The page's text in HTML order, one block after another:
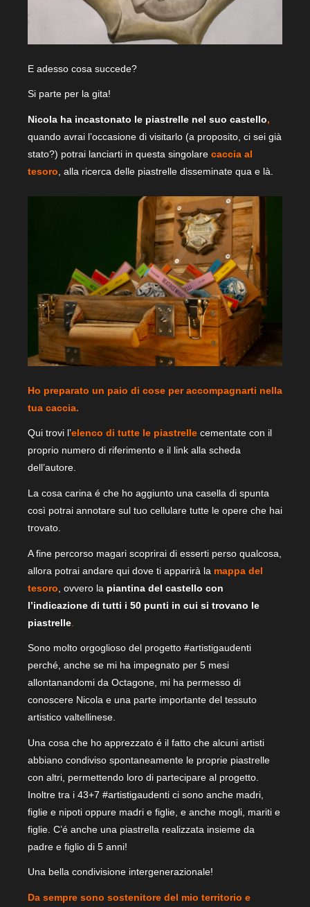
E adesso cosa succede?
Si parte per la gita!
Nicola ha incastonato le piastrelle nel suo castello,
quando avrai l’occasione di visitarlo (a proposito, ci sei già
stato?) potrai lanciarti in questa singolare caccia al
tesoro , alla ricerca delle piastrelle disseminate qua e là.
Ho preparato un paio di cose per accompagnarti nella
tua caccia.
Qui trovi l’elenco di tutte le piastrelle cementate con il
proprio numero di riferimento e il link alla scheda
dell’autore.
La cosa carina é che ho aggiunto una casella di spunta
così potrai annotare sul tuo cellulare tutte le opere che hai
trovato.
A fine percorso magari scoprirai di esserti perso qualcosa,
allora potrai andare qui dove ti apparirà la mappa del
tesoro , ovvero la piantina del castello con
l’indicazione di tutti i 50 punti in cui si trovano le
piastrelle
Sono molto orgoglioso del progetto #artistigaudenti
perché, anche se mi ha impegnato per 5 mesi
allontanandomi da Octagone, mi ha permesso di
conoscere Nicola e una parte importante del tessuto
artistico valtellinese.
Una cosa che ho apprezzato é il fatto che alcuni artisti
abbiano condiviso spontaneamente le proprie piastrelle
con altri, permettendo loro di partecipare al progetto.
Inoltre tra i 43+7 #artistigaudenti ci sono anche madri,
figlie e nipoti oppure madri e figlie, e anche mogli, mariti e
figlie. C’é anche una piastrella realizzata insieme da
padre e figlio di 5 anni!
Una bella condivisione intergenerazionale!
Da sempre sono sostenitore del mio territorio e